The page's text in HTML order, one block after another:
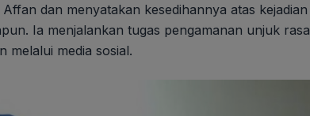
dan menyatakan kesedihannya atas kejadian
Ia menjalankan tugas pengamanan unjuk rasa
melalui media sosial.